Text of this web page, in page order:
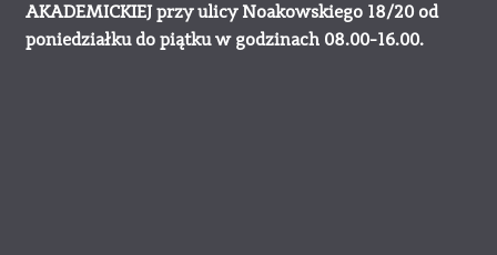
AKADEMICKIEJ przy ulicy Noakowskiego 18/20 od
poniedziałku do piątku w godzinach 08.00-16.00.